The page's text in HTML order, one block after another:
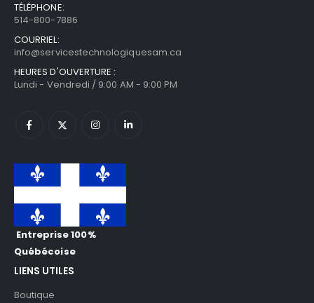
TÉLÉPHONE:
514-800-7886
COURRIEL:
info@servicestechnologiquesam.ca
HEURES D'OUVERTURE :
Lundi - Vendredi / 9:00 AM - 9:00 PM
Entreprise 100%
Québécoise
LIENS UTILES
Boutique